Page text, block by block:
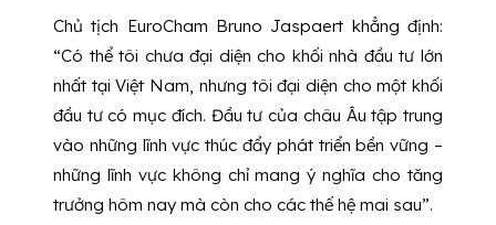
Chủ tịch EuroCham Bruno Jaspaert khẳng định:
“Có thể tôi chưa đại diện cho khối nhà đầu tư lớn
nhất tại Việt Nam, nhưng tôi đại diện cho một khối
đầu tư có mục đích. Đầu tư của châu Âu tập trung
vào những lĩnh vực thúc đẩy phát triển bền vững –
những lĩnh vực không chỉ mang ý nghĩa cho tăng
trưởng hôm nay mà còn cho các thế hệ mai sau”.